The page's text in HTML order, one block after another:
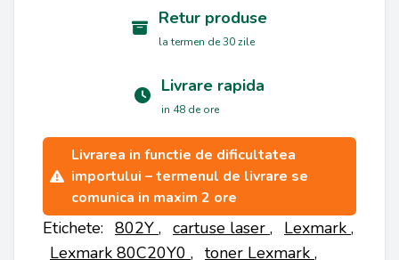
Retur produse
la termen de 30 zile
Livrare rapida
in 48 de ore
Livrarea in functie de dificultatea
importului – termenul de livrare se
comunica in maxim 2 ore
Etichete: 802Y , cartuse laser , Lexmark ,
Lexmark 80C20Y0 , toner Lexmark ,